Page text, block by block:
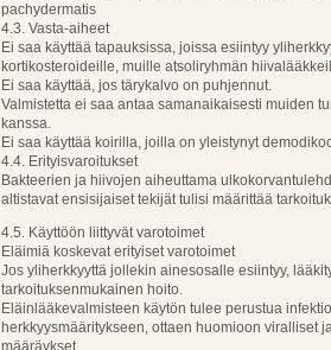
pachydermatis
4.3. Vasta-aiheet
Ei saa käyttää tapauksissa, joissa esiintyy
kortikosteroideille, muille atsoliryhmän
Ei saa käyttää, jos tärykalvo on puhjennut.
Valmistetta ei saa antaa samanaikaisesti muiden
kanssa.
Ei saa käyttää koirilla, joilla on yleistynyt
4.4. Erityisvaroitukset
Bakteerien ja hiivojen aiheuttama
altistavat ensisijaiset tekijät tulisi määrittää
4.5. Käyttöön liittyvät varotoimet
Eläimiä koskevat erityiset varotoimet
Jos yliherkkyyttä jollekin ainesosalle esiintyy,
tarkoituksenmukainen hoito.
Eläinlääkevalmisteen käytön tulee perustua
herkkyysmääritykseen, ottaen huomioon viralliset
määräykset.